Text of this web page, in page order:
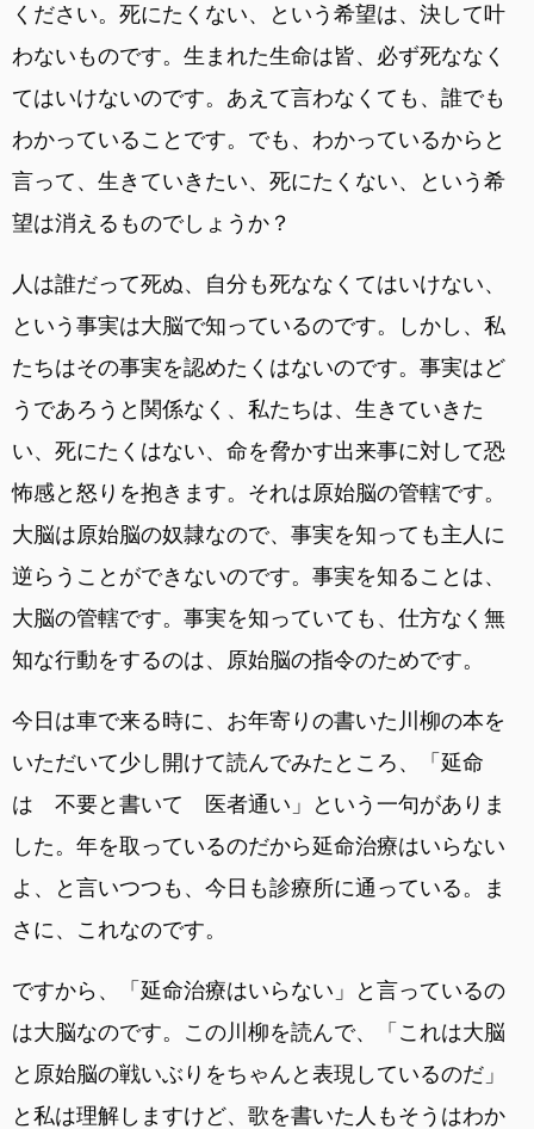
ください。死にたくない、という希望は、決して叶
わないものです。生まれた生命は皆、必ず死ななく
てはいけないのです。あえて言わなくても、誰でも
わかっていることです。でも、わかっているからと
言って、生きていきたい、死にたくない、という希
望は消えるものでしょうか？
人は誰だって死ぬ、自分も死ななくてはいけない、
という事実は大脳で知っているのです。しかし、私
たちはその事実を認めたくはないのです。事実はど
うであろうと関係なく、私たちは、生きていきた
い、死にたくはない、命を脅かす出来事に対して恐
怖感と怒りを抱きます。それは原始脳の管轄です。
大脳は原始脳の奴隷なので、事実を知っても主人に
逆らうことができないのです。事実を知ることは、
大脳の管轄です。事実を知っていても、仕方なく無
知な行動をするのは、原始脳の指令のためです。
今日は車で来る時に、お年寄りの書いた川柳の本を
いただいて少し開けて読んでみたところ、「延命
は 不要と書いて 医者通い」という一句がありま
した。年を取っているのだから延命治療はいらない
よ、と言いつつも、今日も診療所に通っている。ま
さに、これなのです。
ですから、「延命治療はいらない」と言っているの
は大脳なのです。この川柳を読んで、「これは大脳
と原始脳の戦いぶりをちゃんと表現しているのだ」
と私は理解しますけど、歌を書いた人もそうはわか